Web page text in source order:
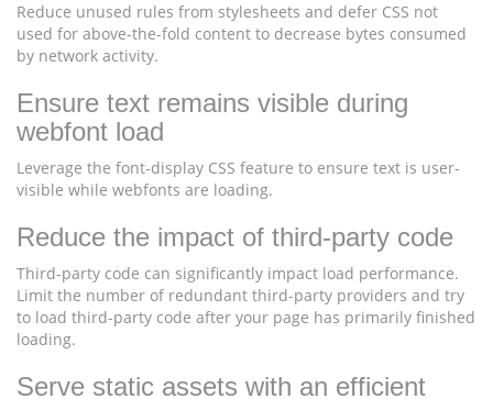
Reduce unused rules from stylesheets and defer CSS not
used for above-the-fold content to decrease bytes consumed
by network activity.
Ensure text remains visible during
webfont load
Leverage the font-display CSS feature to ensure text is user-
visible while webfonts are loading.
Reduce the impact of third-party code
Third-party code can significantly impact load performance.
Limit the number of redundant third-party providers and try
to load third-party code after your page has primarily finished
loading.
Serve static assets with an efficient